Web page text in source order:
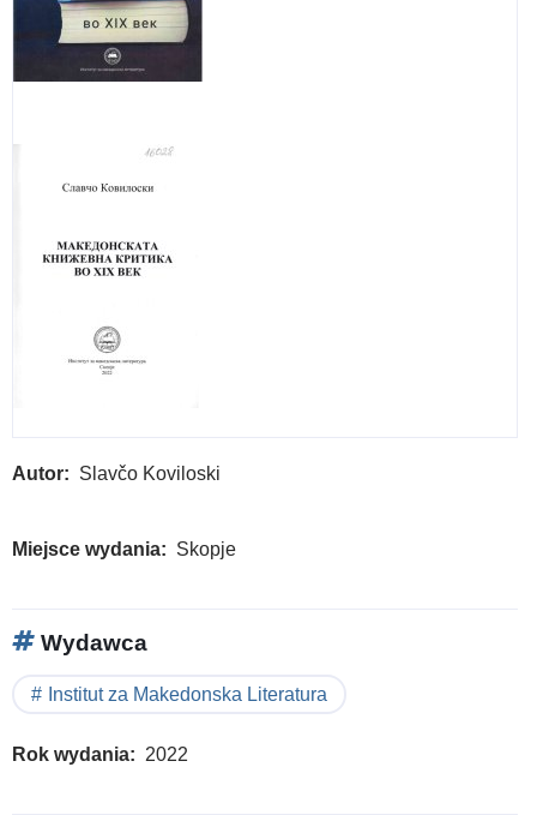
Autor Slavčo Koviloski
Miejsce wydania Skopje
Wydawca
Institut za Makedonska Literatura
Rok wydania 2022